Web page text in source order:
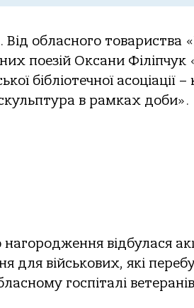
Від обласного товариства
поезій Оксани Філіпчук
бібліотечної
в рамках доби».
відбулася
для військових, які
госпіталі